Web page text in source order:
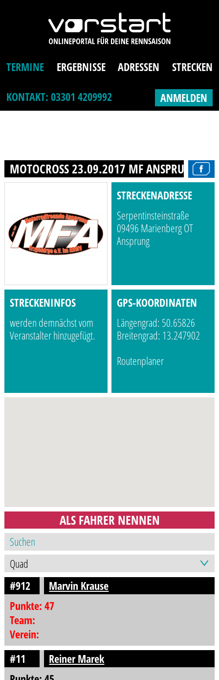
TERMINE ERGEBNISSE ADRESSEN
STRECKEN
KONTAKT: 03301 4209992
ANMELDEN
MOTOCROSS 23.09.2017 MF ANSPRUNG
STRECKENADRESSE
Serpentinsteinstraße
09496 Marienberg OT
Ansprung
STRECKENINFOS
werden demnächst vom
Veranstalter hinzugefügt.
GPS-KOORDINATEN
Längengrad: 50.65826
Breitengrad: 13.247902
Routenplaner
ALS FAHRER NENNEN
#912
Marvin Krause
Punkte: 47
Team:
Verein:
#11
Reiner Marek